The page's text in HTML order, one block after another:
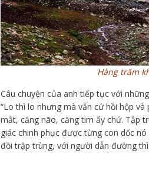
Hàng trăm
Câu chuyện của anh tiếp tục với
“Lo thì lo nhưng mà vẫn cứ hồi hộp
mắt, căng não, căng tim ấy chứ. Tập
giác chinh phục được từng con dốc
đồi trập trùng, với người dẫn đường